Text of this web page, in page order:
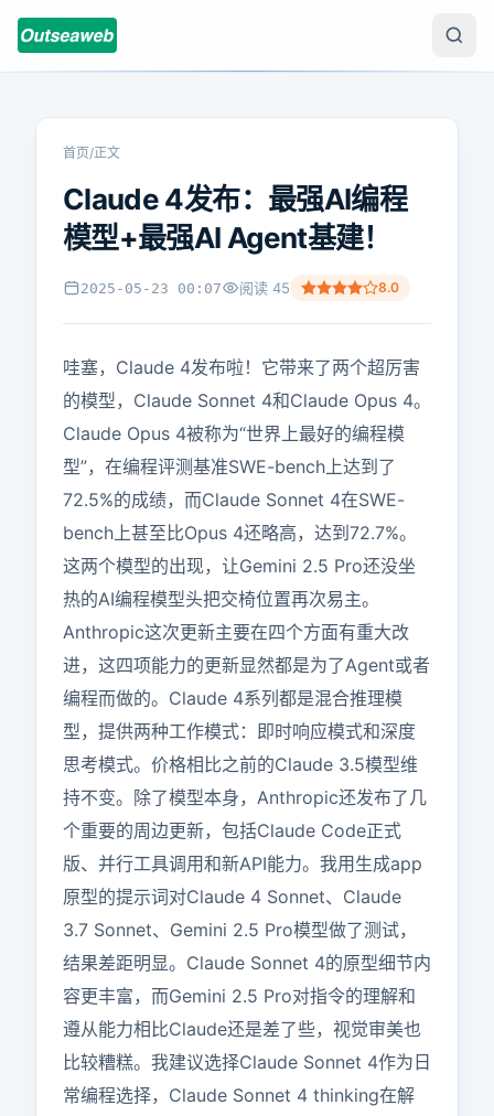
首页/正文
Claude 4发布：最强AI编程
模型+最强AI Agent基建！
2025-05-23 00:07 阅读 45 8.0
哇塞，Claude 4发布啦！它带来了两个超厉害
的模型，Claude Sonnet 4和Claude Opus 4。
Claude Opus 4被称为“世界上最好的编程模
型”，在编程评测基准SWE-bench上达到了
72.5%的成绩，而Claude Sonnet 4在SWE-
bench上甚至比Opus 4还略高，达到72.7%。
这两个模型的出现，让Gemini 2.5 Pro还没坐
热的AI编程模型头把交椅位置再次易主。
Anthropic这次更新主要在四个方面有重大改
进，这四项能力的更新显然都是为了Agent或者
编程而做的。Claude 4系列都是混合推理模
型，提供两种工作模式：即时响应模式和深度
思考模式。价格相比之前的Claude 3.5模型维
持不变。除了模型本身，Anthropic还发布了几
个重要的周边更新，包括Claude Code正式
版、并行工具调用和新API能力。我用生成app
原型的提示词对Claude 4 Sonnet、Claude
3.7 Sonnet、Gemini 2.5 Pro模型做了测试，
结果差距明显。Claude Sonnet 4的原型细节内
容更丰富，而Gemini 2.5 Pro对指令的理解和
遵从能力相比Claude还是差了些，视觉审美也
比较糟糕。我建议选择Claude Sonnet 4作为日
常编程选择，Claude Sonnet 4 thinking在解